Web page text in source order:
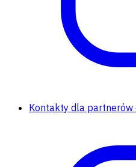
Kontakty dla partnerów